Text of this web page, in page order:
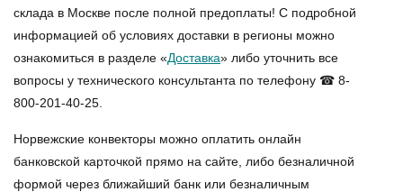
склада в Москве после полной предоплаты! С подробной
информацией об условиях доставки в регионы можно
ознакомиться в разделе «Доставка» либо уточнить все
вопросы у технического консультанта по телефону ☎ 8-
800-201-40-25.
Норвежские конвекторы можно оплатить онлайн
банковской карточкой прямо на сайте, либо безналичной
формой через ближайший банк или безналичным